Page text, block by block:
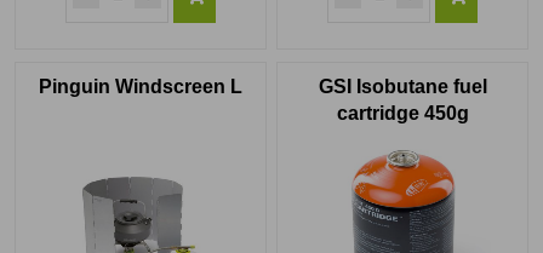
Pinguin Windscreen L
GSI Isobutane fuel
cartridge 450g